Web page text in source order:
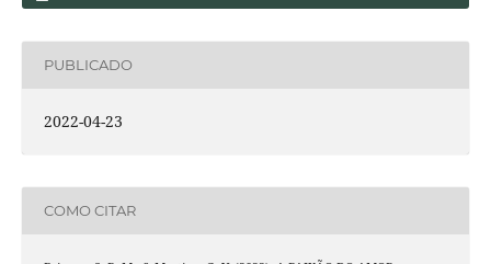
PUBLICADO
2022-04-23
COMO CITAR